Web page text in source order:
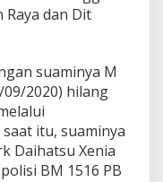
Raya dan Dit
suaminya M
2020) hilang
itu, suaminya
Daihatsu Xenia
BM 1516 PB